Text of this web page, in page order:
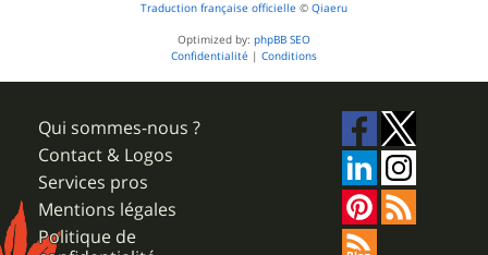
Traduction française officielle © Qiaeru
Optimized by: phpBB SEO
Confidentialité | Conditions
Qui sommes-nous ?
Contact & Logos
Services pros
Mentions légales
Politique de